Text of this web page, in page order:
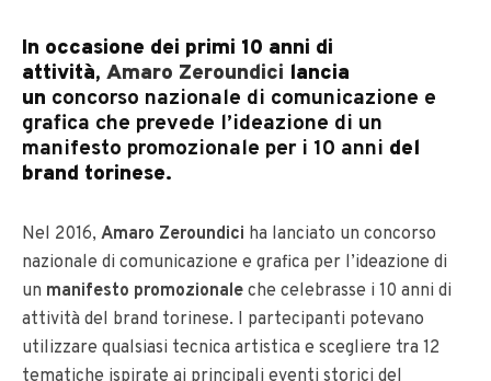
In occasione dei primi 10 anni di
attività, Amaro Zeroundici lancia
un concorso nazionale di comunicazione e
grafica che prevede l’ideazione di un
manifesto promozionale per i 10 anni del
brand torinese.
Nel 2016, Amaro Zeroundici ha lanciato un concorso
nazionale di comunicazione e grafica per l’ideazione di
un manifesto promozionale che celebrasse i 10 anni di
attività del brand torinese. I partecipanti potevano
utilizzare qualsiasi tecnica artistica e scegliere tra 12